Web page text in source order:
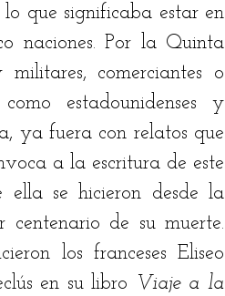
lo que significaba estar en
naciones. Por la Quinta
militares, comerciantes o
estadounidenses y
ya fuera con relatos que
a la escritura de este
ella se hicieron desde la
de su muerte.
los franceses Eliseo
en su libro
Viaje a la